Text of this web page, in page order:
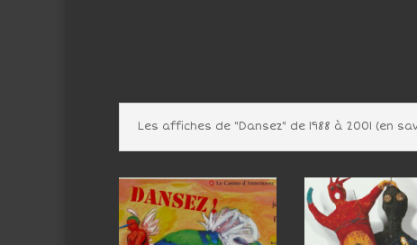
Les affiches de "Dansez" de 1988 à 2001 (en